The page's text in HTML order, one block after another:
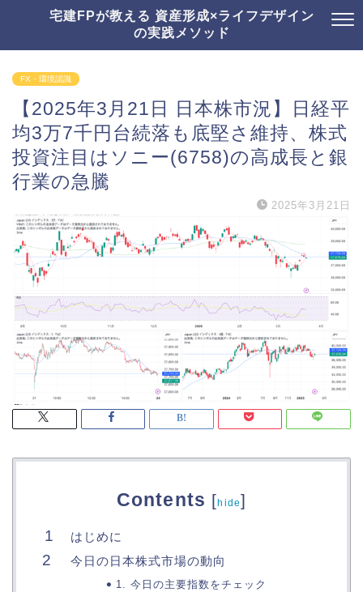
宅建FPが教える 資産形成×ライフデザイン
の実践メソッド
FX・環境認識
【2025年3月21日 日本株市況】日経平
均3万7千円台続落も底堅さ維持、株式
投資注目はソニー(6758)の高成長と銀
行業の急騰
2025年3月21日
Contents [hide]
はじめに
今日の日本株式市場の動向
1. 今日の主要指数をチェック